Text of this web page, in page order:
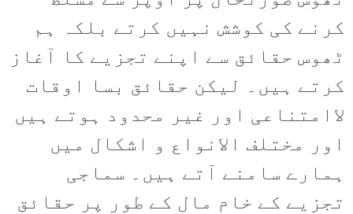
کرنے کی کوشش نہیں کرتے بلکہ ہم
ٹھوس حقائق سے اپنے تجزیے کا آغاز
کرتے ہیں۔ لیکن حقائق بسا اوقات
لاامتناعی اور غیر محدود ہوتے ہیں
اور مختلف الانواع و اشکال میں
ہمارے سامنے آتے ہیں۔ سماجی
تجزیے کے خام مال کے طور پر حقائق